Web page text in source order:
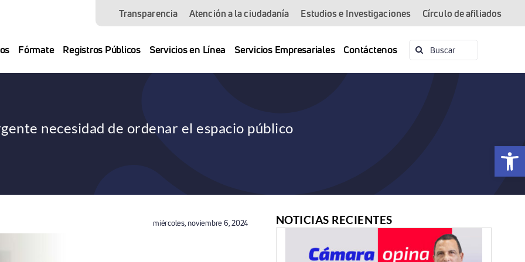
Abrir
Transparencia Atención a la ciudadanía Estudios e Investigaciones Círculo de afiliados
Fórmate Registros Públicos Servicios en Línea Servicios Empresariales Contáctenos Buscar:
necesidad de ordenar el espacio público
miércoles, noviembre 6, 2024 NOTICIAS RECIENTES